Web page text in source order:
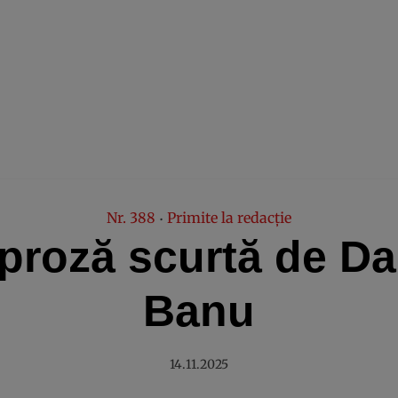
Nr. 388 • Primite la redacție
scurtă de
Banu
14.11.2025